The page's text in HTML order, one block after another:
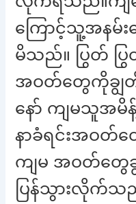
ကြောင့်သူ့အနမ်း
မိသည်။ ပြွတ် ပြွ
အဝတ်တွေကိုချွ
နော် ကျမသူအ
နာခံရင်းအဝ
ကျမ အဝတ်တွေခ
ပြန်သွားလိုက်သ